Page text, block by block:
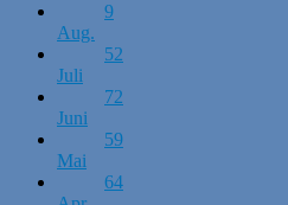
9
Aug.
52
Juli
72
Juni
59
Mai
64